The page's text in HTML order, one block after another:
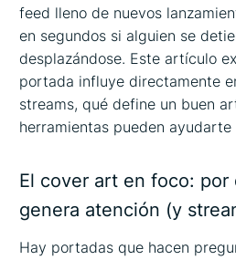
feed lleno de nuevos
en segundos si alguien se
desplazándose. Este artículo
portada influye directamente
streams, qué define un buen
herramientas pueden ayudarte
El cover art en foco:
genera atención (y
Hay portadas que hacen